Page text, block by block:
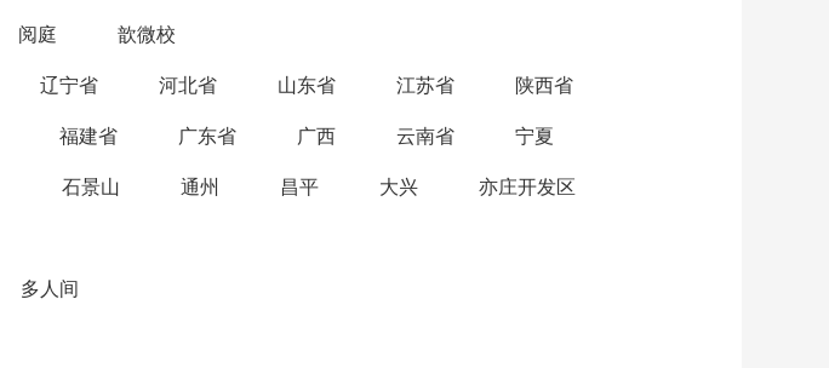
阅庭 歆微校
辽宁省 河北省 山东省 江苏省 陕西省
福建省 广东省 广西 云南省 宁夏
石景山 通州 昌平 大兴 亦庄开发区
多人间